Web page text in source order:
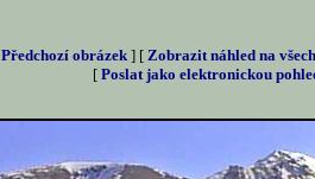
Předchozí obrázek ] [ Zobrazit náhled na
[ Poslat jako elektronickou